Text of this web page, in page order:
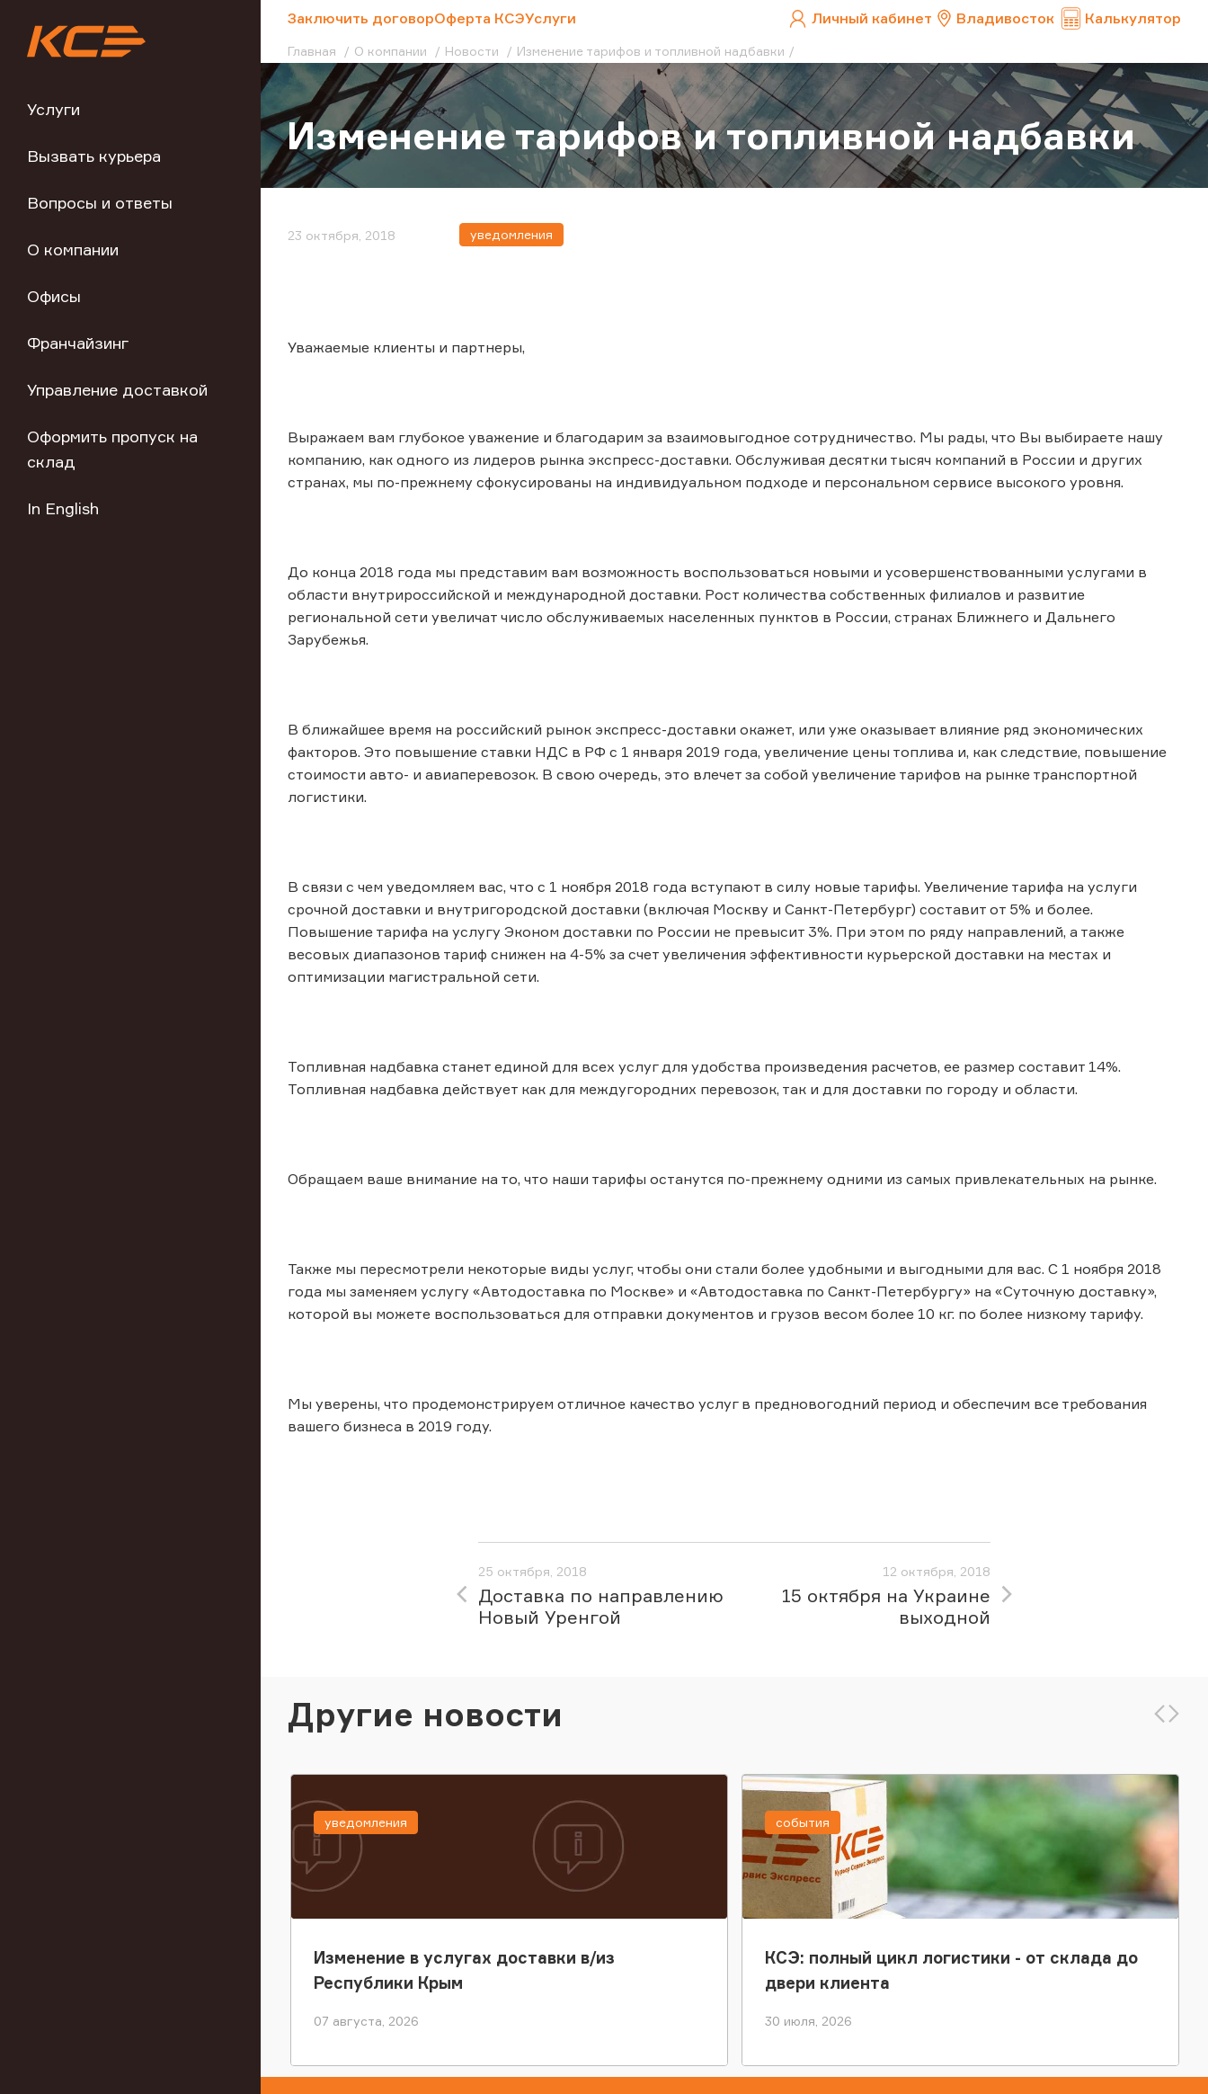
Услуги
Вызвать курьера
Вопросы и ответы
О компании
Офисы
Франчайзинг
Управление доставкой
Оформить пропуск на
склад
In English
Заключить договорОферта КСЭУслуги Личный кабинет Владивосток Калькулятор
Главная О компании Новости Изменение тарифов и топливной надбавки
Изменение тарифов и топливной надбавки
23 октября, 2018 уведомления
Уважаемые клиенты и партнеры,
Выражаем вам глубокое уважение и благодарим за взаимовыгодное сотрудничество. Мы рады, что Вы выбираете нашу
компанию, как одного из лидеров рынка экспресс-доставки. Обслуживая десятки тысяч компаний в России и других
странах, мы по-прежнему сфокусированы на индивидуальном подходе и персональном сервисе высокого уровня.
До конца 2018 года мы представим вам возможность воспользоваться новыми и усовершенствованными услугами в
области внутрироссийской и международной доставки. Рост количества собственных филиалов и развитие
региональной сети увеличат число обслуживаемых населенных пунктов в России, странах Ближнего и Дальнего
Зарубежья.
В ближайшее время на российский рынок экспресс-доставки окажет, или уже оказывает влияние ряд экономических
факторов. Это повышение ставки НДС в РФ с 1 января 2019 года, увеличение цены топлива и, как следствие, повышение
стоимости авто- и авиаперевозок. В свою очередь, это влечет за собой увеличение тарифов на рынке транспортной
логистики.
В связи с чем уведомляем вас, что с 1 ноября 2018 года вступают в силу новые тарифы. Увеличение тарифа на услуги
срочной доставки и внутригородской доставки (включая Москву и Санкт-Петербург) составит от 5% и более.
Повышение тарифа на услугу Эконом доставки по России не превысит 3%. При этом по ряду направлений, а также
весовых диапазонов тариф снижен на 4-5% за счет увеличения эффективности курьерской доставки на местах и
оптимизации магистральной сети.
Топливная надбавка станет единой для всех услуг для удобства произведения расчетов, ее размер составит 14%.
Топливная надбавка действует как для междугородних перевозок, так и для доставки по городу и области.
Обращаем ваше внимание на то, что наши тарифы останутся по-прежнему одними из самых привлекательных на рынке.
Также мы пересмотрели некоторые виды услуг, чтобы они стали более удобными и выгодными для вас. С 1 ноября 2018
года мы заменяем услугу «Автодоставка по Москве» и «Автодоставка по Санкт-Петербургу» на «Суточную доставку»,
которой вы можете воспользоваться для отправки документов и грузов весом более 10 кг. по более низкому тарифу.
Мы уверены, что продемонстрируем отличное качество услуг в предновогодний период и обеспечим все требования
вашего бизнеса в 2019 году.
25 октября, 2018
Доставка по направлению
Новый Уренгой
12 октября, 2018
15 октября на Украине
выходной
Другие новости
Изменение в услугах доставки в/из
Республики Крым
07 августа, 2026
уведомления
КСЭ: полный цикл логистики - от склада до
двери клиента
30 июля, 2026
события